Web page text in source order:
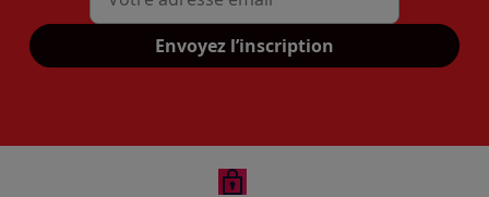
Mon adresse mail
Envoyez l’inscription